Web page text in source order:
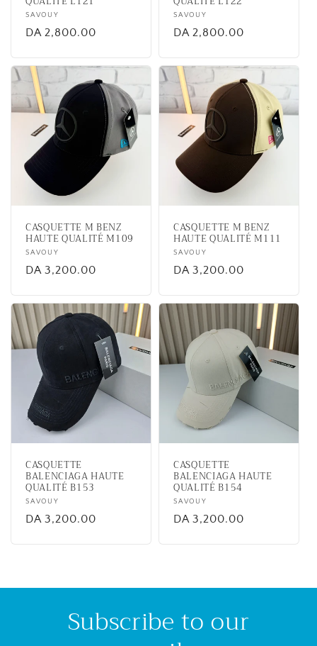
Vendor:
SAVOUY
Regular
DA 2,800.00
Vendor:
SAVOUY
Regular
DA 2,800.00
CASQUETTE M BENZ
HAUTE QUALITÉ M109
Vendor:
SAVOUY
Regular
DA 3,200.00
CASQUETTE M BENZ
HAUTE QUALITÉ M111
Vendor:
SAVOUY
Regular
DA 3,200.00
CASQUETTE
BALENCIAGA HAUTE
QUALITÉ B153
Vendor:
SAVOUY
Regular
DA 3,200.00
CASQUETTE
BALENCIAGA HAUTE
QUALITÉ B154
Vendor:
SAVOUY
Regular
DA 3,200.00
Subscribe to our